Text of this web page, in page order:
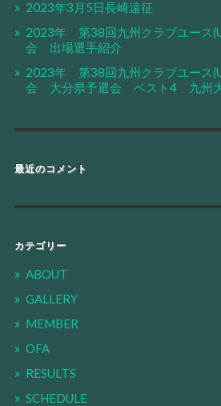
2023年3月5日長崎遠征
2023年 第38回九州クラブユース
会 出場選手紹介
2023年 第38回九州クラブユース
会 大分県予選会 ベスト4 九州大
最近のコメント
カテゴリー
ABOUT
GALLERY
MEMBER
OFA
RESULTS
SCHEDULE